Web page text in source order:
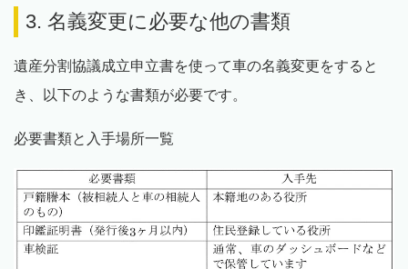
3. 名義変更に必要な他の書類
遺産分割協議成立申立書を使って車の名義変更をすると
き、以下のような書類が必要です。
必要書類と入手場所一覧